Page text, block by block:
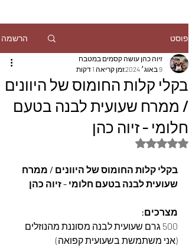
פוסט הרשמה
בקלי קלות החומוס של היוונים
/ ממרח שעועית לבנה בטעם
חלומי - זיוה כהן
זיוה כהן עושה קסמים במטבח
9 באוג׳ 2024
זמן קריאה 1 דקות
דירוג של NaN מתוך 5 כוכבים
בקלי קלות החומוס של היוונים / ממרח
שעועית לבנה בטעם חלומי - זיוה כהן
מצרכים:
500 גרם שעועית לבנה מסוננת מהנוזלים
(אני משתמשת בשעועית קפואה)